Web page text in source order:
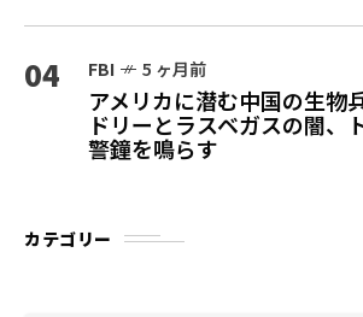
04 FBI 5 ヶ月前
アメリカに潜む中国の生
ドリーとラスベガスの闇、
警鐘を鳴らす
カテゴリー